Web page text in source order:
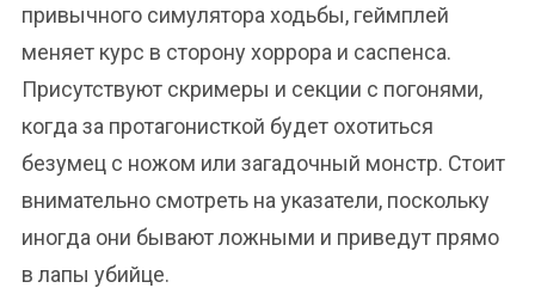
привычного симулятора ходьбы, геймплей
меняет курс в сторону хоррора и саспенса.
Присутствуют скримеры и секции с погонями,
когда за протагонисткой будет охотиться
безумец с ножом или загадочный монстр. Стоит
внимательно смотреть на указатели, поскольку
иногда они бывают ложными и приведут прямо
в лапы убийце.